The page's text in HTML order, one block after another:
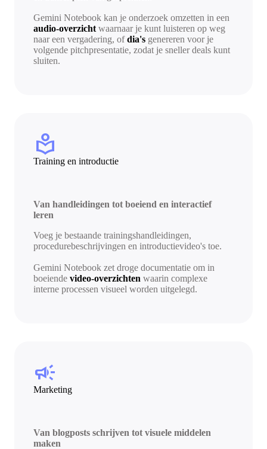
Gemini Notebook kan je onderzoek omzetten in een
audio-overzicht waarnaar je kunt luisteren op weg
naar een vergadering, ofdia's genereren voor je
volgende pitchpresentatie, zodat je sneller deals kunt
sluiten.
local_library
Training en introductie
Van handleidingen tot boeiend en interactief
leren
Voeg je bestaande trainingshandleidingen,
procedurebeschrijvingen en introductievideo's toe.
Gemini Notebook zet droge documentatie om in
boeiende video-overzichten waarin complexe
interne processen visueel worden uitgelegd.
campaign
Marketing
Van blogposts schrijven tot visuele middelen
maken